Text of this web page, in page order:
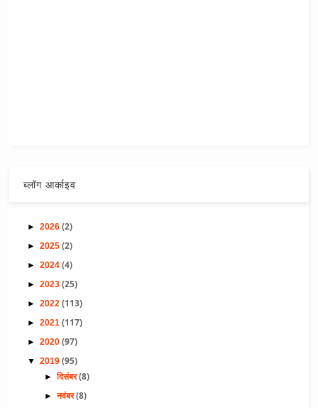
ब्लॉग आर्काइव
►2026(2)
►2025(2)
►2024(4)
►2023(25)
►2022(113)
►2021(117)
►2020(97)
▼2019(95)
►दिसंबर(8)
►नवंबर(8)